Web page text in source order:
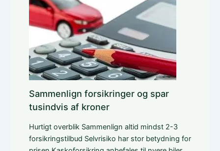
Sammenlign forsikringer og spar
tusindvis af kroner
Hurtigt overblik Sammenlign altid mindst 2-3
forsikringstilbud Selvrisiko har stor betydning for